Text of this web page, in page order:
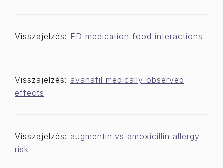
Visszajelzés: ED medication food interactions
Visszajelzés: avanafil medically observed
effects
Visszajelzés: augmentin vs amoxicillin allergy
risk